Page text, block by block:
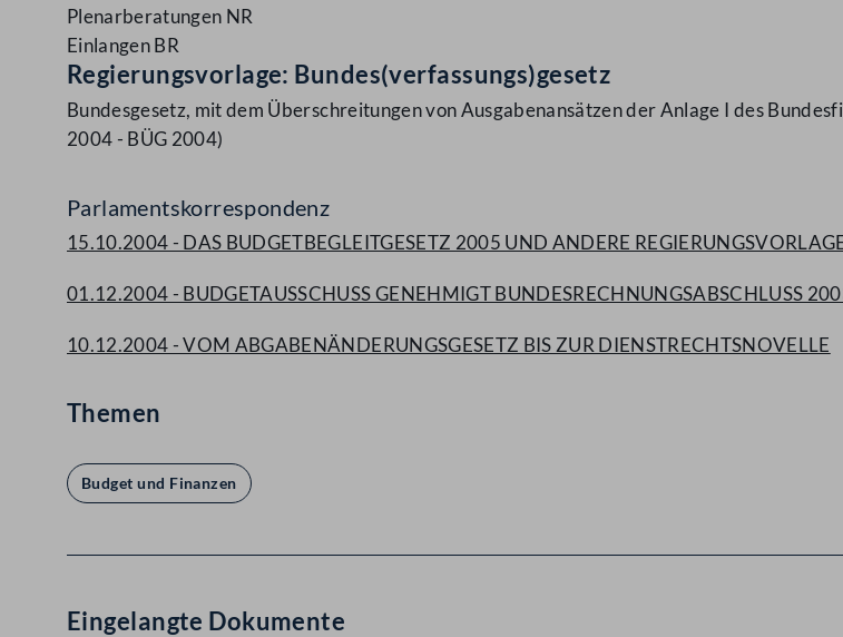
Plenarberatungen NR
Einlangen BR
Regierungsvorlage: Bundes(verfassungs)gesetz
Bundesgesetz, mit dem Überschreitungen von Ausgabenansätzen der Anlage I des
2004 - BÜG 2004)
Parlamentskorrespondenz
15.10.2004 - DAS BUDGETBEGLEITGESETZ 2005 UND ANDERE
01.12.2004 - BUDGETAUSSCHUSS GENEHMIGT BUNDESRECHNUNGSABSCHLUSS
10.12.2004 - VOM ABGABENÄNDERUNGSGESETZ BIS ZUR DIENSTRECHTSNOVELLE
Themen
Budget und Finanzen
Eingelangte Dokumente